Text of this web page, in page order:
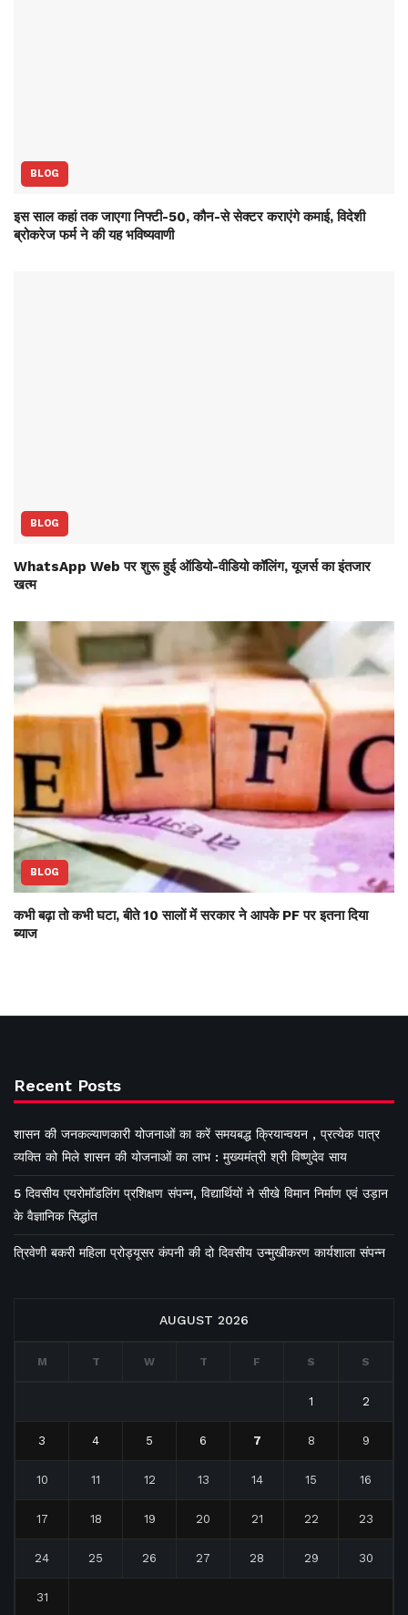
BLOG
इस साल कहां तक जाएगा निफ्टी-50, कौन-से सेक्‍टर कराएंगे कमाई, विदेशी
ब्रोकरेज फर्म ने की यह भविष्‍यवाणी
BLOG
WhatsApp Web पर शुरू हुई ऑडियो-वीडियो कॉलिंग, यूजर्स का इंतजार
खत्म
BLOG
कभी बढ़ा तो कभी घटा, बीते 10 सालों में सरकार ने आपके PF पर इतना दिया
ब्याज
Recent Posts
शासन की जनकल्याणकारी योजनाओं का करें समयबद्ध क्रियान्वयन , प्रत्येक पात्र
व्यक्ति को मिले शासन की योजनाओं का लाभ : मुख्यमंत्री श्री विष्णुदेव साय
5 दिवसीय एयरोमॉडलिंग प्रशिक्षण संपन्न, विद्यार्थियों ने सीखे विमान निर्माण एवं उड़ान
के वैज्ञानिक सिद्धांत
त्रिवेणी बकरी महिला प्रोड्यूसर कंपनी की दो दिवसीय उन्मुखीकरण कार्यशाला संपन्न
AUGUST 2026
M T W T F S S
1 2
3 4 5 6 7 8 9
10 11 12 13 14 15 16
17 18 19 20 21 22 23
24 25 26 27 28 29 30
31